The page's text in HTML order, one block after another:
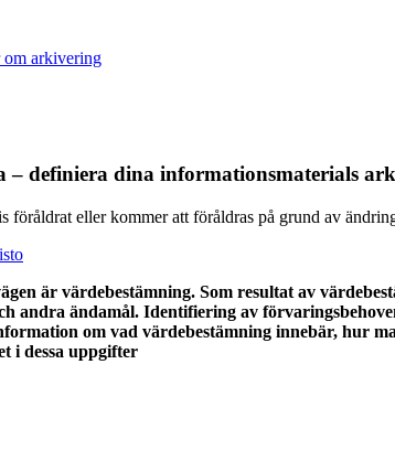
om arkivering
– definiera dina informationsmaterials
föråldrat eller kommer att föråldras på grund av
är värdebestämning. Som resultat av
andra ändamål. Identifiering av
om vad värdebestämning innebär, hur
i dessa uppgifter